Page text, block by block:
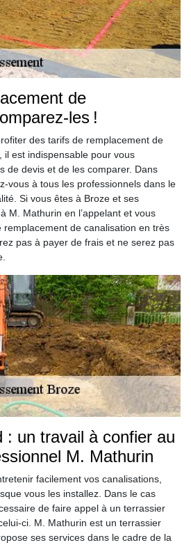
de
les !
des tarifs de remplacement de
il est indispensable pour vous
de devis et de les comparer. Dans
vous à tous les professionnels dans le
Si vous êtes à Broze et ses
M. Mathurin en l’appelant et vous
de canalisation en très
pas à payer de frais et ne serez pas
: un travail à confier au
M. Mathurin
facilement vos canalisations,
vous les installez. Dans le cas
de faire appel à un terrassier
ci. M. Mathurin est un terrassier
ses services dans le cadre de la